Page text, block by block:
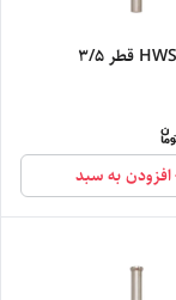
افزودن به سبد